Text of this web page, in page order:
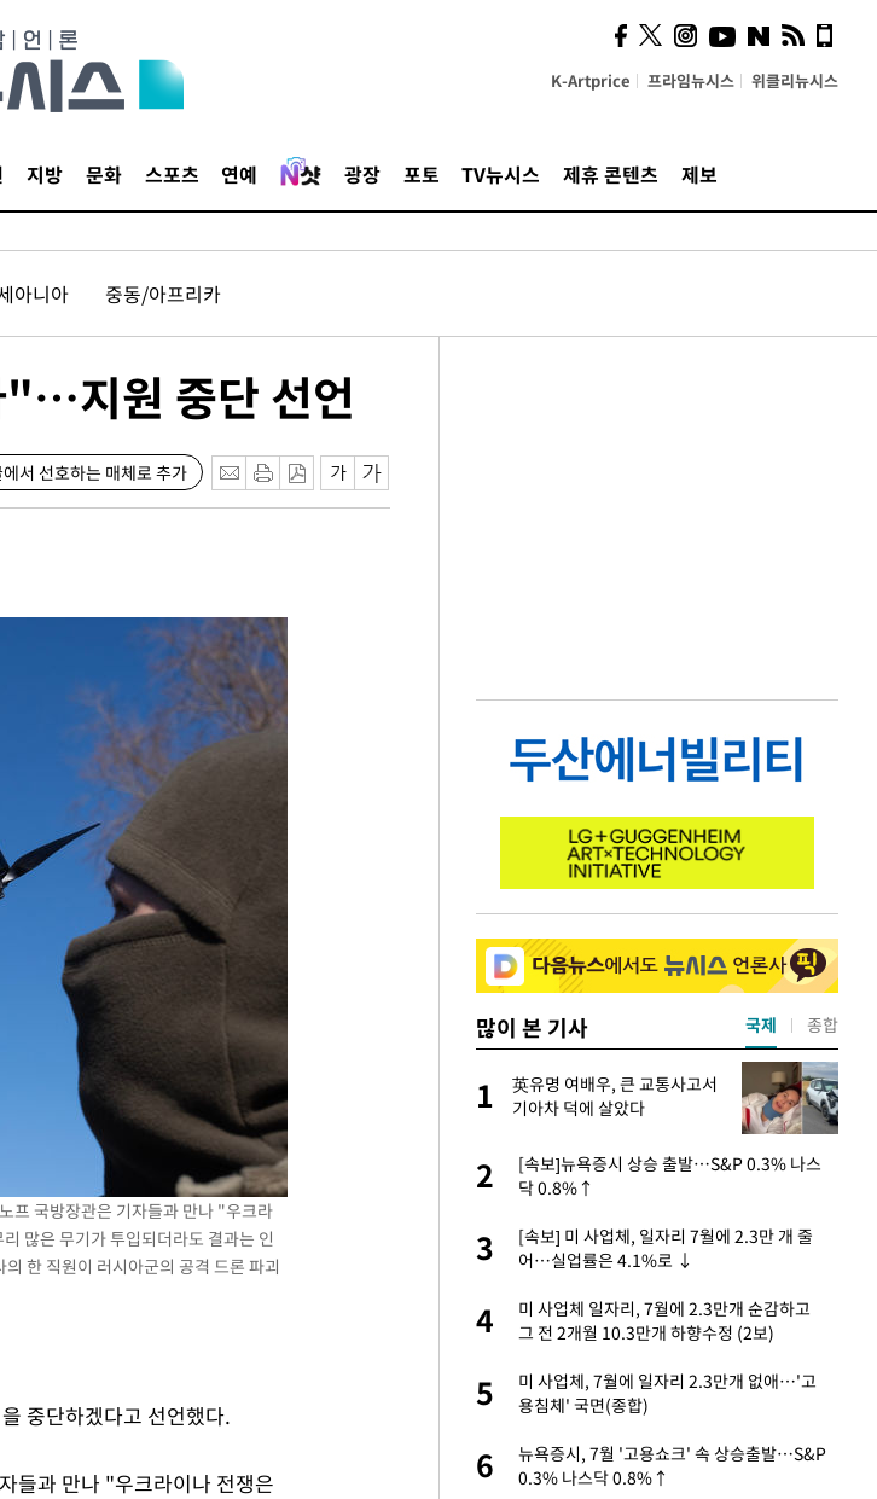
K-Artprice 프라임뉴시스 위클리뉴시스
지방 문화 스포츠 연예 광장 포토 TV뉴시스 제휴 콘텐츠 제보
아니아 중동/아프리카
"…지원 중단 선언
서 선호하는 매체로 추가
프 국방장관은 기자들과 만나 "우크라
많은 무기가 투입되더라도 결과는 인
한 직원이 러시아군의 공격 드론 파괴
중단하겠다고 선언했다.
들과 만나 "우크라이나 전쟁은
많이 본 기사
1
백혈병 재발 최성원 "치료가
날 죽이는 것 같았다" 눈물
'서준맘' 박세미, 연하 남자친구와 열애 "결혼
생각도"
3
[단독]인천 부평구 아파트서 10대가 40대 친
모 살해
의…"기존 사고 방식에 매달리지 말고 과감
히 실천"(종합)
6
살았다
1
英유명 여배우, 큰 교통사고서
기아차 덕에 살았다
2
[속보]뉴욕증시 상승 출발…S&P 0.3% 나스
닥 0.8%↑
3
[속보] 미 사업체, 일자리 7월에 2.3만 개 줄
어…실업률은 4.1%로 ↓
4
미 사업체 일자리, 7월에 2.3만개 순감하고
그 전 2개월 10.3만개 하향수정 (2보)
5
미 사업체, 7월에 일자리 2.3만개 없애…'고
용침체' 국면(종합)
6
뉴욕증시, 7월 '고용쇼크' 속 상승출발…S&P
0.3% 나스닥 0.8%↑
국제 종합